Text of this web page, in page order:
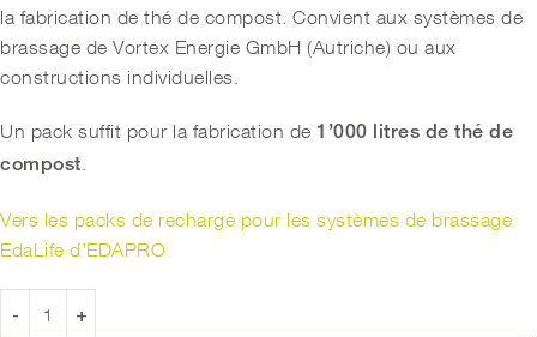
la fabrication de thé de compost. Convient aux systèmes de
brassage de Vortex Energie GmbH (Autriche) ou aux
constructions individuelles.
Un pack suffit pour la fabrication de 1’000 litres de thé de
compost.
Vers les packs de recharge pour les systèmes de brassage
EdaLife d’EDAPRO